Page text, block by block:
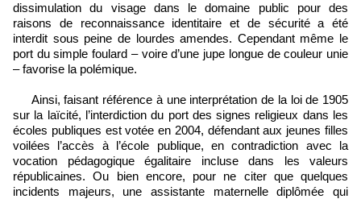
dissimulation du visage dans le domaine public pour des
raisons de reconnaissance identitaire et de sécurité a été
interdit sous peine de lourdes amendes. Cependant même le
port du simple foulard – voire d’une jupe longue de couleur unie
– favorise la polémique.
Ainsi, faisant référence à une interprétation de la loi de 1905
sur la laïcité, l’interdiction du port des signes religieux dans les
écoles publiques est votée en 2004, défendant aux jeunes filles
voilées l’accès à l’école publique, en contradiction avec la
vocation pédagogique égalitaire incluse dans les valeurs
républicaines. Ou bien encore, pour ne citer que quelques
incidents majeurs, une assistante maternelle diplômée qui